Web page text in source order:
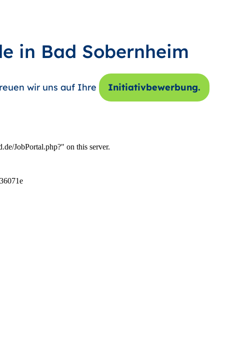
in Bad Sobernheim
wir uns auf Ihre Initiativbewerbung.